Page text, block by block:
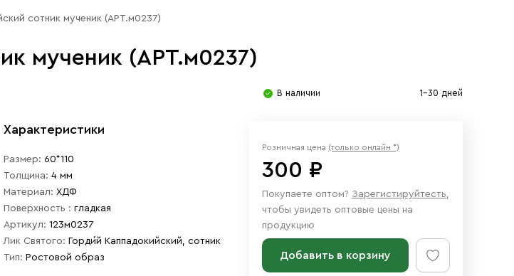
сотник мученик (АРТ.м0237)
мученик (АРТ.м0237)
В наличии 1-30 дней
Характеристики
Размер: 60*110
Толщина: 4 мм
Материал: ХДФ
Поверхность : гладкая
Артикул: 123м0237
Лик Святого: Горди́й Каппадокийский, сотник
Тип: Ростовой образ
Розничная цена (только онлайн *)
300 ₽
Покупаете оптом? Зарегистируйтесть,
чтобы увидеть оптовые цены на
продукцию
Добавить в корзину